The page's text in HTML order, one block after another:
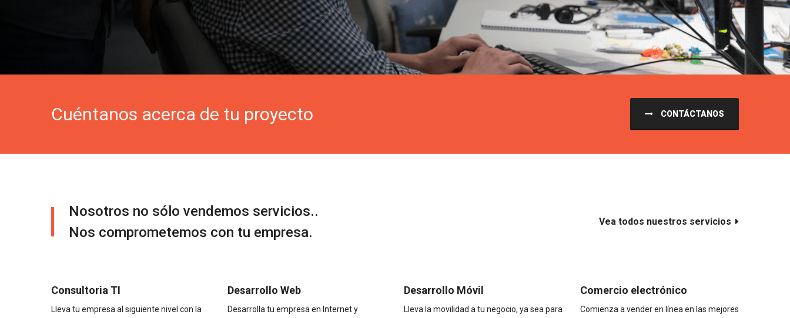
Cuéntanos acerca de tu proyecto CONTÁCTANOS
Nosotros no sólo vendemos servicios..
Nos comprometemos con tu empresa.
Vea todos nuestros servicios
Consultoria TI
Lleva tu empresa al siguiente nivel con la
Desarrollo Web
Desarrolla tu empresa en Internet y
Desarrollo Móvil
Lleva la movilidad a tu negocio, ya sea para
Comercio electrónico
Comienza a vender en línea en las mejores